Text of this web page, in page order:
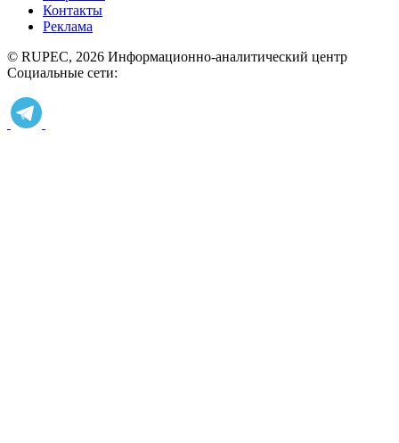
Контакты
Реклама
© RUPEC, 2026 Информационно-аналитический центр
Социальные сети: